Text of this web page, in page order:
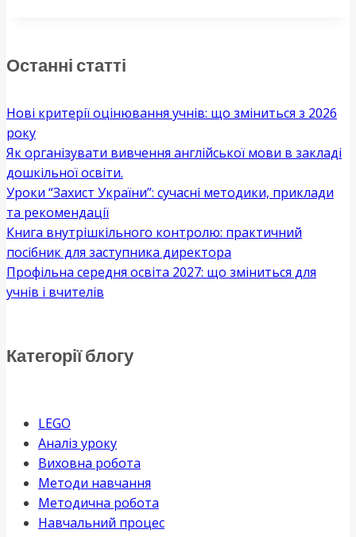
Останні статті
Нові критерії оцінювання учнів: що зміниться з 2026
року
Як організувати вивчення англійської мови в закладі
дошкільної освіти.
Уроки “Захист України”: сучасні методики, приклади
та рекомендації
Книга внутрішкільного контролю: практичний
посібник для заступника директора
Профільна середня освіта 2027: що зміниться для
учнів і вчителів
Категорії блогу
LEGO
Аналіз уроку
Виховна робота
Методи навчання
Методична робота
Навчальний процес